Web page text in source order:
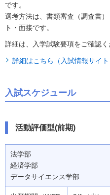
です。
選考方法は、書類審査（調査書
ト・面接です。
詳細は、入学試験要項をご確認く
詳細はこちら（入試情報サイト
入試スケジュール
活動評価型(前期)
法学部
経済学部
データサイエンス学部